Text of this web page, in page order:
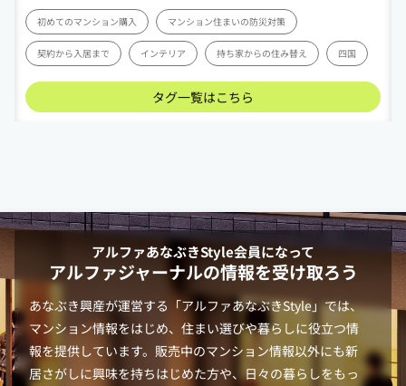
初めてのマンション購入 マンション住まいの防災対策
契約から入居まで インテリア 持ち家からの住み替え 四国
タグ一覧はこちら
アルファあなぶきStyle会員になって
アルファジャーナルの情報を受け取ろう
あなぶき興産が運営する「アルファあなぶきStyle」では、
マンション情報をはじめ、住まい選びや暮らしに役立つ情
報を提供しています。販売中のマンション情報以外にも新
居さがしに興味を持ちはじめた方や、日々の暮らしをもっ